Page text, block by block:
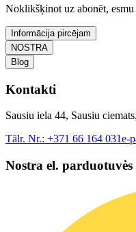
Noklikšķinot uz abonēt,
Informācija pircējam
NOSTRA
Blog
Kontakti
Sausiu iela 44, Sausiu
Tālr. Nr.: +371 66 164 031e-
Nostra el. parduotuvės